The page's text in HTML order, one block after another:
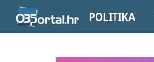
POLITIKA